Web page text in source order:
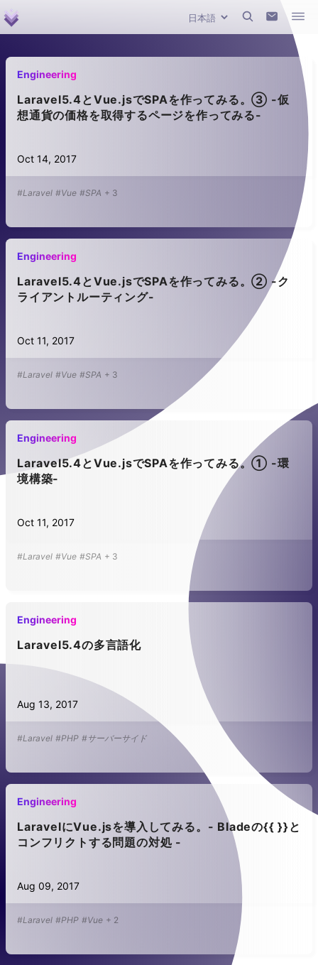
Engineering
Laravel5.4とVue.jsでSPAを作ってみる。③ -仮
想通貨の価格を取得するページを作ってみる-
Oct 14, 2017
#Laravel #Vue #SPA + 3
Engineering
Laravel5.4とVue.jsでSPAを作ってみる。② -ク
ライアントルーティング-
Oct 11, 2017
#Laravel #Vue #SPA + 3
Engineering
Laravel5.4とVue.jsでSPAを作ってみる。① -環
境構築-
Oct 11, 2017
#Laravel #Vue #SPA + 3
Engineering
Laravel5.4の多言語化
Aug 13, 2017
#Laravel #PHP #サーバーサイド
Engineering
LaravelにVue.jsを導入してみる。- Bladeの{{ }}と
コンフリクトする問題の対処 -
Aug 09, 2017
#Laravel #PHP #Vue + 2